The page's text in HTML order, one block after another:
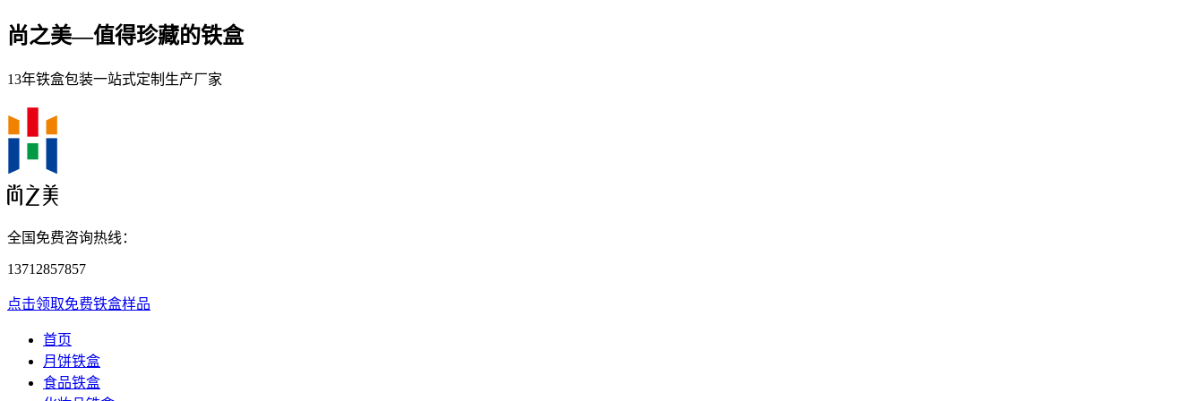
尚之美—值得珍藏的铁盒
13年铁盒包装一站式定制生产厂家
全国免费咨询热线：
13712857857
点击领取免费铁盒样品
首页
月饼铁盒
食品铁盒